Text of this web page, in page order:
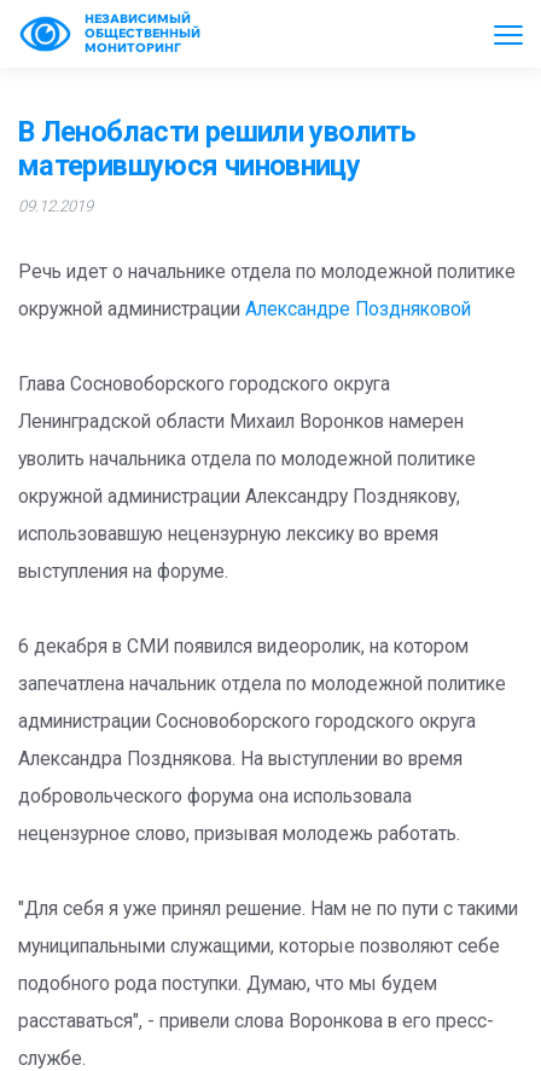
НЕЗАВИСИМЫЙ
ОБЩЕСТВЕННЫЙ
МОНИТОРИНГ
В Ленобласти решили уволить
матерившуюся чиновницу
09.12.2019
Речь идет о начальнике отдела по молодежной политике
окружной администрации Александре Поздняковой
Глава Сосновоборского городского округа
Ленинградской области Михаил Воронков намерен
уволить начальника отдела по молодежной политике
окружной администрации Александру Позднякову,
использовавшую нецензурную лексику во время
выступления на форуме.
6 декабря в СМИ появился видеоролик, на котором
запечатлена начальник отдела по молодежной политике
администрации Сосновоборского городского округа
Александра Позднякова. На выступлении во время
добровольческого форума она использовала
нецензурное слово, призывая молодежь работать.
"Для себя я уже принял решение. Нам не по пути с такими
муниципальными служащими, которые позволяют себе
подобного рода поступки. Думаю, что мы будем
расставаться", - привели слова Воронкова в его пресс-
службе.